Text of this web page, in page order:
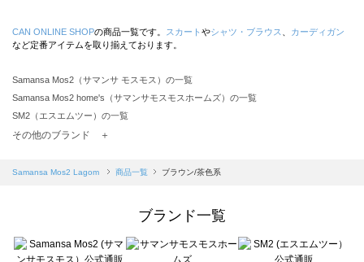
CAN ONLINE SHOPの商品一覧です。 スカート やシャツ・ブラウス
カーディガン
など定番アイテムを取り揃えております。
Samansa Mos2（サマンサ モスモス）の一覧
Samansa Mos2 home's（サマンサモスモスホームズ）の一覧
SM2（エスエムツー）の一覧
TSUHARU by Samansa Mos2（ツハルバイサマンサモスモス）の一覧
Samansa Mos2 blue（サマンサモスモス ブルー）の一覧
Te chichi（テチチ）の一覧
Te chichi CLASSIC（テチチ クラシック）の一覧
その他のブランド ＋
Samansa Mos2 Lagom 商品一覧 ブラウン/茶色系
ブランド一覧